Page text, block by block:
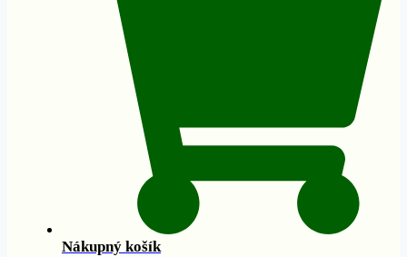
Nákupný košík